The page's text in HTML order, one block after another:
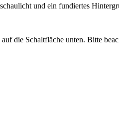
und ein fundiertes
die Schaltfläche unten. Bitte